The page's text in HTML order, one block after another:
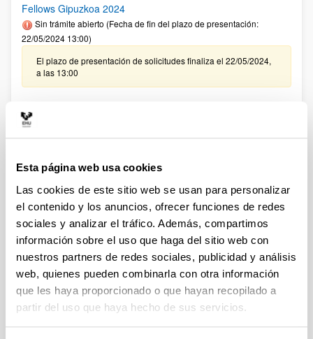
Esta página web usa cookies
Las cookies de este sitio web se usan para personalizar
el contenido y los anuncios, ofrecer funciones de redes
sociales y analizar el tráfico. Además, compartimos
información sobre el uso que haga del sitio web con
nuestros partners de redes sociales, publicidad y análisis
web, quienes pueden combinarla con otra información
que les haya proporcionado o que hayan recopilado a
partir del uso que haya hecho de sus servicios.
Fellows Gipuzkoa 2024
Sin trámite abierto (Fecha de fin del plazo de presentación:
22/05/2024 13:00)
El plazo de presentación de solicitudes finaliza el 22/05/2024,
a las 13:00
FORMACIÓN DE PERSONAL INVESTIGADOR NO DOCTOR
2024-2025: Nuevas ayudas (Gobierno Vasco)
23/06/2024)
Se ha publicado la convocatoria
Convocatoria del Programa Posdoctoral de
Perfeccionamiento de Personal Investigador Doctor 2024-
Sin trámite abierto (Plazo de presentación de solicitudes:
31/05/2024 - 01/07/2024)
Se ha publicado la convocatoria